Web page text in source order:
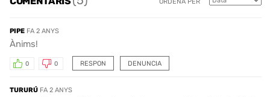
PIPE FA 2 ANYS
Ànims!
RESPON
0 0 DENUNCIA
TURURÚ FA 2 ANYS